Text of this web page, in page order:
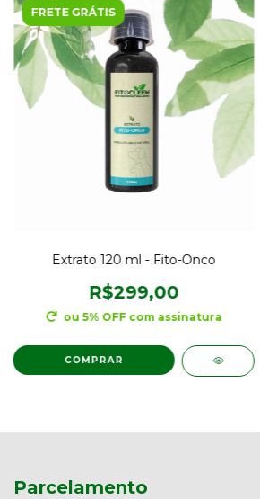
FRETE GRÁTIS
Extrato 120 ml - Fito-Onco
R$299,00
ou 5% OFF com assinatura
COMPRAR
Parcelamento